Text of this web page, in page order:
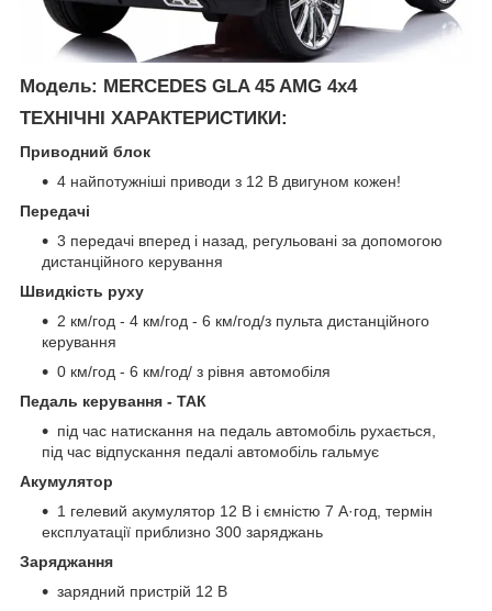
Модель: MERCEDES GLA 45 AMG 4x4
ТЕХНІЧНІ ХАРАКТЕРИСТИКИ:
Приводний блок
4 найпотужніші приводи з 12 В двигуном кожен!
Передачі
3 передачі вперед і назад, регульовані за допомогою
дистанційного керування
Швидкість руху
2 км/год - 4 км/год - 6 км/год/з пульта дистанційного
керування
0 км/год - 6 км/год/ з рівня автомобіля
Педаль керування - ТАК
під час натискання на педаль автомобіль рухається,
під час відпускання педалі автомобіль гальмує
Акумулятор
1 гелевий акумулятор 12 В і ємністю 7 А·год, термін
експлуатації приблизно 300 заряджань
Заряджання
зарядний пристрій 12 В